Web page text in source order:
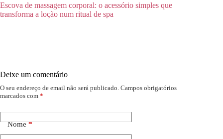
Escova de massagem corporal: o acessório simples que
transforma a loção num ritual de spa
Deixe um comentário
O seu endereço de email não será publicado. Campos obrigatórios
marcados com *
Nome*